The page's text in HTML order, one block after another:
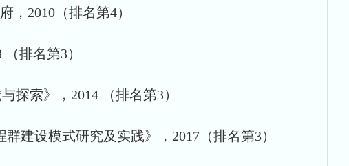
2010（排名第4）
排名第3）
探索》，2014 （排名第3）
建设模式研究及实践》，2017（排名第3）